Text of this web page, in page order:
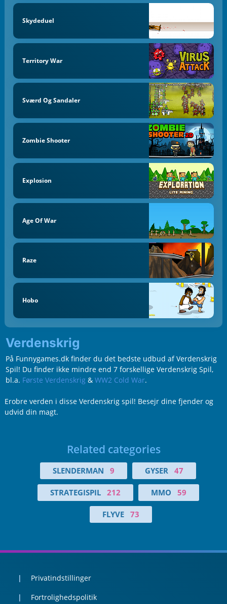
Skydeduel
Territory War
Sværd Og Sandaler
Zombie Shooter
Explosion
Age Of War
Raze
Hobo
Verdenskrig
På Funnygames.dk finder du det bedste udbud af Verdenskrig
Spil! Du finder ikke mindre end 7 forskellige Verdenskrig Spil,
bl.a. Første Verdenskrig & WW2 Cold War.
Erobre verden i disse Verdenskrig spil! Besejr dine fjender og
udvid din magt.
Related categories
SLENDERMAN 9 GYSER 47
STRATEGISPIL 212 MMO 59
FLYVE 73
Privatindstillinger
Fortrolighedspolitik